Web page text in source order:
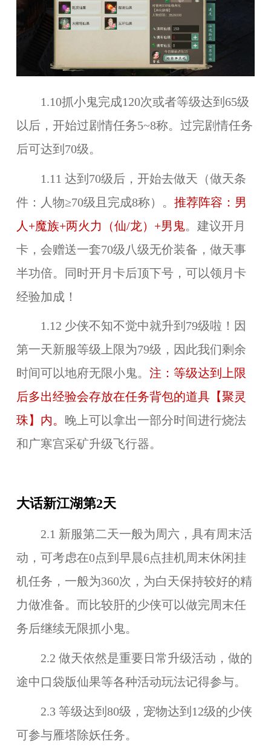
1.10抓小鬼完成120次或者等级达到65级
以后，开始过剧情任务5~8称。过完剧情任务
后可达到70级。
1.11 达到70级后，开始去做天（做天条
件：人物≥70级且完成8称）。 推荐阵容：男
人+魔族+两火力（仙/龙）+男鬼。建议开月
卡，会赠送一套70级八级无价装备，做天事
半功倍。同时开月卡后顶下号，可以领月卡
经验加成！
1.12 少侠不知不觉中就升到79级啦！因
第一天新服等级上限为79级，因此我们剩余
时间可以地府无限小鬼。 注：等级达到上限
后多出经验会存放在任务背包的道具【聚灵
珠】内。 晚上可以拿出一部分时间进行烧法
和广寒宫采矿升级飞行器。
大话新江湖第2天
2.1 新服第二天一般为周六，具有周末活
动，可考虑在0点到早晨6点挂机周末休闲挂
机任务，一般为360次，为白天保持较好的精
力做准备。而比较肝的少侠可以做完周末任
务后继续无限抓小鬼。
2.2 做天依然是重要日常升级活动，做的
途中口袋版仙果等各种活动玩法记得参与。
2.3 等级达到80级，宠物达到12级的少侠
可参与雁塔除妖任务。